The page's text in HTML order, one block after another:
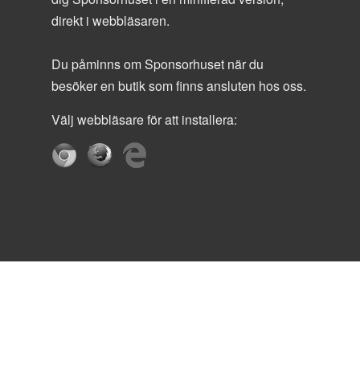
direkt i webbläsaren.
Du påminns om Sponsorhuset när du
besöker en butik som finns ansluten hos oss.
Välj webbläsare för att installera: